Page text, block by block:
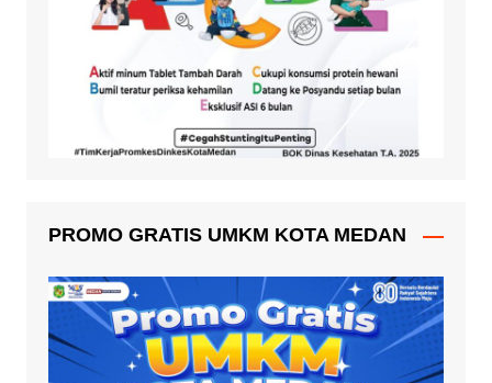
PROMO GRATIS UMKM KOTA MEDAN